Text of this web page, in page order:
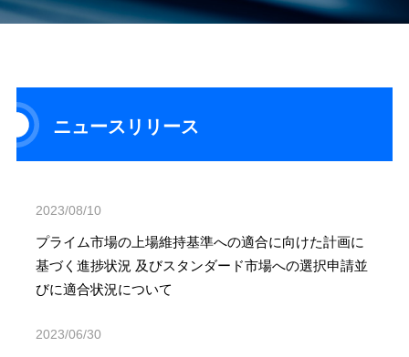
ニュースリリース
2023/08/10
プライム市場の上場維持基準への適合に向けた計画に
基づく進捗状況 及びスタンダード市場への選択申請並
びに適合状況について
2023/06/30